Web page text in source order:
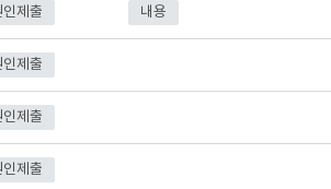
인제출 내용
인제출
인제출
인제출